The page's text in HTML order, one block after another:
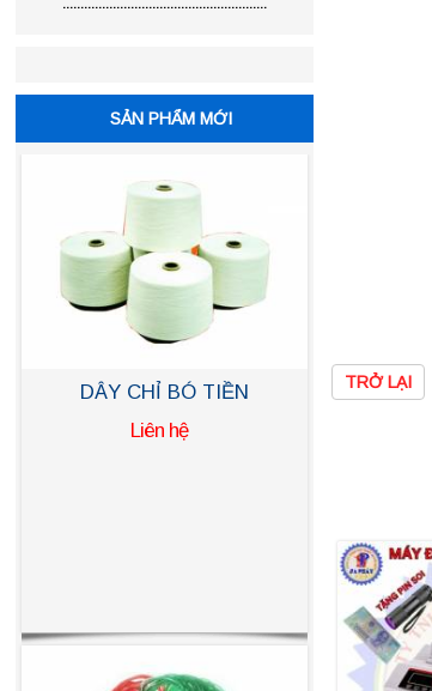
TRỞ LẠI
.........................................................
SẢN PHẨM MỚI
DÂY THUN CỘT TIỀN
Liên hệ